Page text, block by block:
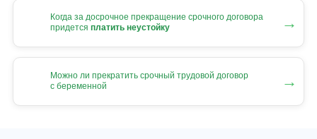
Когда за досрочное прекращение срочного договора
придется платить неустойку →
Можно ли прекратить срочный трудовой договор
с беременной
→